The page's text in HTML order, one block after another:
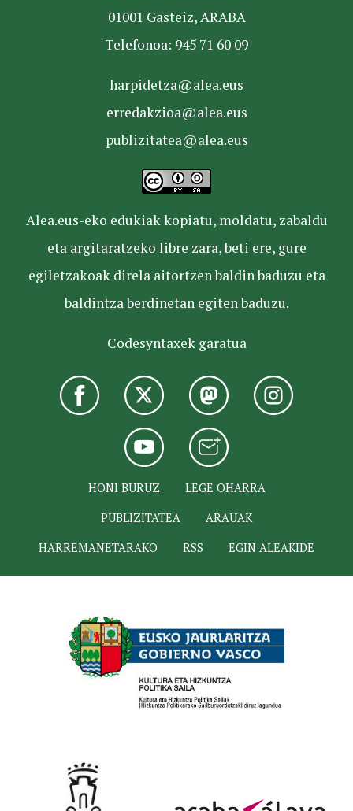
01001 Gasteiz, ARABA
Telefonoa: 945 71 60 09
harpidetza@alea.eus
erredakzioa@alea.eus
publizitatea@alea.eus
Alea.eus-eko edukiak kopiatu, moldatu, zabaldu
eta argitaratzeko libre zara, beti ere, gure
egiletzakoak direla aitortzen baldin baduzu eta
baldintza berdinetan egiten baduzu.
Codesyntaxek garatua
HONI BURUZ
LEGE OHARRA
PUBLIZITATEA
ARAUAK
HARREMANETARAKO
RSS EGIN ALEAKIDE